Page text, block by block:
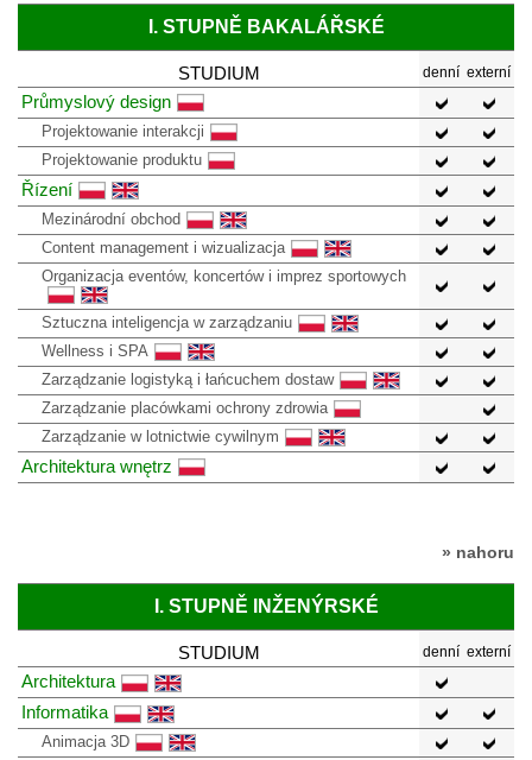
I. STUPNĚ BAKALÁŘSKÉ
STUDIUM denní externí
Průmyslový design
Projektowanie interakcji
Projektowanie produktu
Řízení
Mezinárodní obchod
Content management i wizualizacja
Organizacja eventów, koncertów i imprez sportowych
Sztuczna inteligencja w zarządzaniu
Wellness i SPA
Zarządzanie logistyką i łańcuchem dostaw
Zarządzanie placówkami ochrony zdrowia
Zarządzanie w lotnictwie cywilnym
Architektura wnętrz
» nahoru
I. STUPNĚ INŽENÝRSKÉ
STUDIUM denní externí
Architektura
Informatika
Animacja 3D